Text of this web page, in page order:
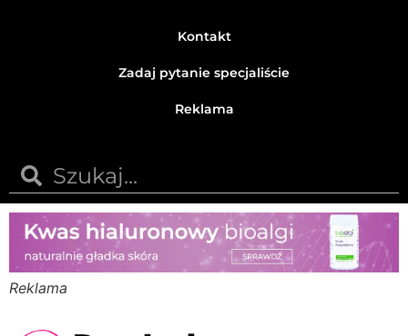
Kontakt
Zadaj pytanie specjaliście
Reklama
Reklama